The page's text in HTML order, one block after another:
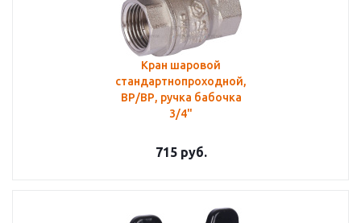
Кран шаровой
стандартнопроходной,
ВР/ВР, ручка бабочка
3/4"
715руб.